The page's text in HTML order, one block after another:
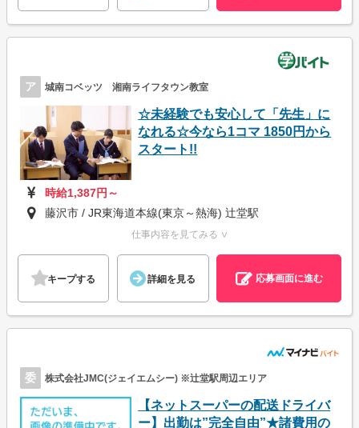
ア 城南コベッツ 湘南ライフタウン教室
☆未経験でも安心して「先生」に
なれる☆今なら1コマ 1850円から
スタート!!
時給1,387円～
藤沢市 / JR東海道本線(東京～熱海) 辻堂駅
仕事内容を見てみる ∨
キープする 詳細を見る 応募画面に進む
委 株式会社JMC(ジェイエムシー) ※辻堂駅周辺エリア
【ネットスーパーの配送ドライバ
ー】出勤は”完全自由”★諸費用の